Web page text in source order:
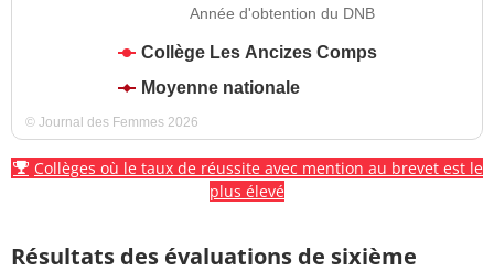
Année d'obtention du DNB
Collège Les Ancizes Comps
Moyenne nationale
© Journal des Femmes 2026
Collèges où le taux de réussite avec mention au brevet est le
plus élevé
Résultats des évaluations de sixième